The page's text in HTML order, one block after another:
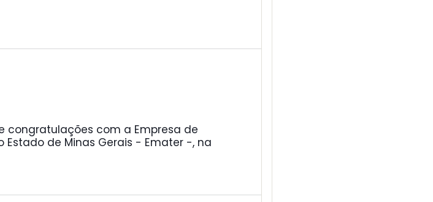
congratulações com a Empresa de
Estado de Minas Gerais - Emater -, na